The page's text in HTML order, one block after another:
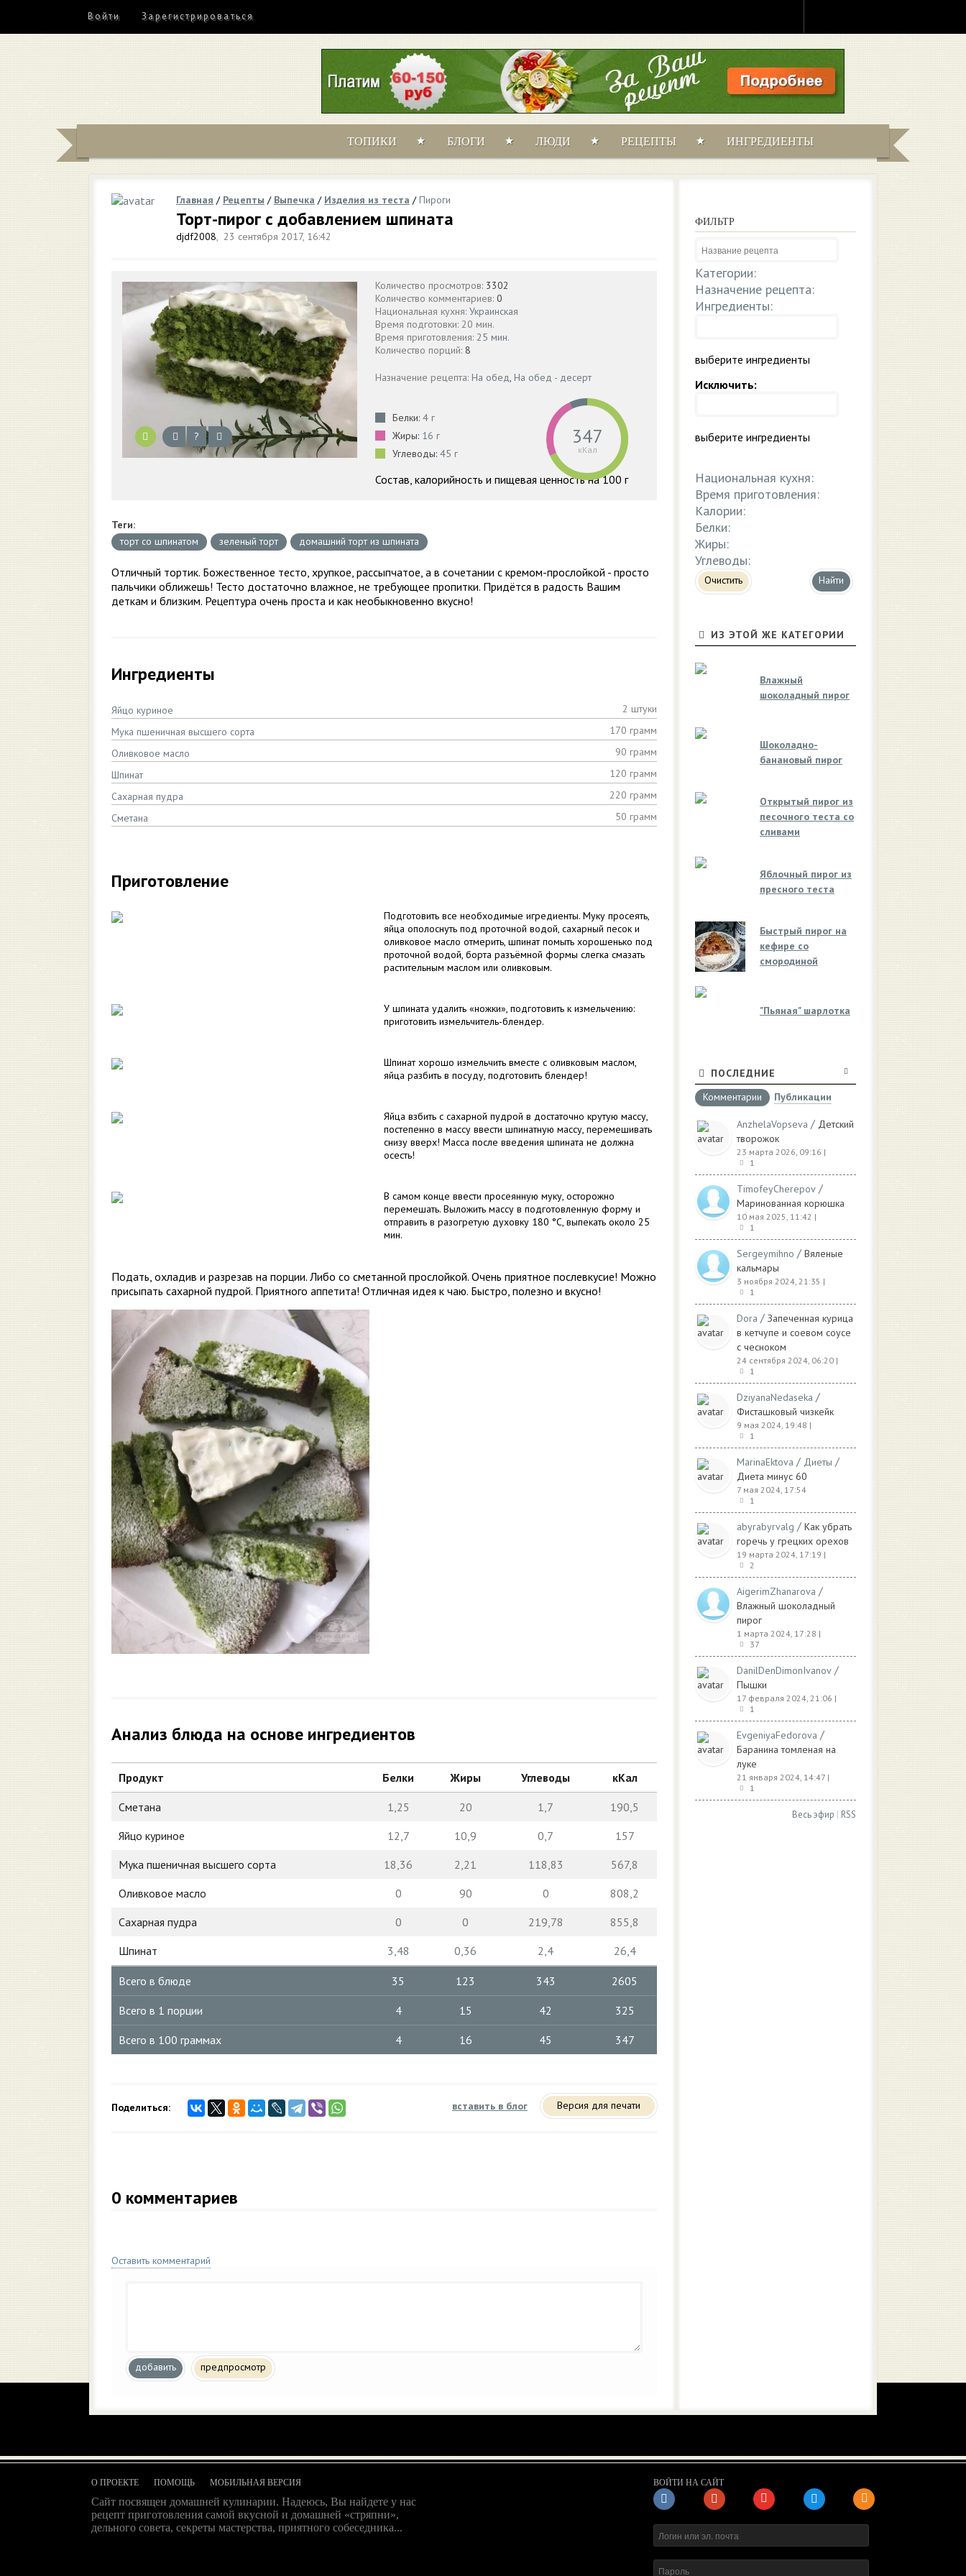
Войти Зарегистрироваться
ТОПИКИ БЛОГИ ЛЮДИ РЕЦЕПТЫ ИНГРЕДИЕНТЫ
Главная / Рецепты / Выпечка / Изделия из теста /Пироги
Торт-пирог с добавлением шпината
djdf2008, 23 сентября 2017, 16:42
?
Количество просмотров: 3302
Количество комментариев: 0
Национальная кухня: Украинская
Время подготовки: 20 мин.
Время приготовления: 25 мин.
Количество порций: 8
Назначение рецепта: На обед, На обед - десерт
Белки: 4 г
Жиры: 16 г
Углеводы: 45 г
347
кКал
Состав, калорийность и пищевая ценность на 100 г
Теги:
торт со шпинатом
зеленый торт домашний торт из шпината
Отличный тортик. Божественное тесто, хрупкое, рассыпчатое, а в сочетании с кремом-прослойкой - просто
пальчики оближешь! Тесто достаточно влажное, не требующее пропитки. Придётся в радость Вашим
деткам и близким. Рецептура очень проста и как необыкновенно вкусно!
Ингредиенты
Яйцо куриное
2 штуки
Мука пшеничная высшего сорта
170 грамм
Оливковое масло
90 грамм
Шпинат
120 грамм
Сахарная пудра
220 грамм
Сметана
50 грамм
Приготовление
Подготовить все необходимые игредиенты. Муку просеять,
яйца ополоснуть под проточной водой, сахарный песок и
оливковое масло отмерить, шпинат помыть хорошенько под
проточной водой, борта разъёмной формы слегка смазать
растительным маслом или оливковым.
У шпината удалить «ножки», подготовить к измельчению:
приготовить измельчитель-блендер.
Шпинат хорошо измельчить вместе с оливковым маслом,
яйца разбить в посуду, подготовить блендер!
Яйца взбить с сахарной пудрой в достаточно крутую массу,
постепенно в массу ввести шпинатную массу, перемешивать
снизу вверх! Масса после введения шпината не должна
осесть!
В самом конце ввести просеянную муку, осторожно
перемешать. Выложить массу в подготовленную форму и
отправить в разогретую духовку 180 °C, выпекать около 25
мин.
Подать, охладив и разрезав на порции. Либо со сметанной прослойкой. Очень приятное послевкусие! Можно
присыпать сахарной пудрой. Приятного аппетита! Отличная идея к чаю. Быстро, полезно и вкусно!
Анализ блюда на основе ингредиентов
Продукт Белки Жиры Углеводы кКал
Сметана 1,25 20 1,7
190,5
Яйцо куриное
12,7 10,9 0,7
157
Мука пшеничная высшего сорта
18,36 2,21 118,83
567,8
Оливковое масло
0 90 0
808,2
Сахарная пудра
0 0 219,78
855,8
Шпинат
3,48 0,36 2,4 26,4
Всего в блюде 35 123 343 2605
Всего в 1 порции 4 15 42 325
Всего в 100 граммах 4 16 45 347
Поделиться: вставить в блог Версия для печати
0 комментариев
Оставить комментарий
добавить предпросмотр
ФИЛЬТР
Категории:
Назначение рецепта:
Ингредиенты:
выберите ингредиенты
Исключить:
выберите ингредиенты
Национальная кухня:
Время приготовления:
Калории:
Белки:
Жиры:
Углеводы:
Очистить
ИЗ ЭТОЙ ЖЕ КАТЕГОРИИ
Влажный
шоколадный пирог
Шоколадно-
банановый пирог
Открытый пирог из
песочного теста со
сливами
Яблочный пирог из
пресного теста
Быстрый пирог на
кефире со
смородиной
"Пьяная" шарлотка
ПОСЛЕДНИЕ
Комментарии
Публикации
AnzhelaVopseva / Детский
творожок
23 марта 2026, 09:16 |
1
TimofeyCherepov /
Маринованная корюшка
10 мая 2025, 11:42 |
1
Sergeymihno / Вяленые
кальмары
3 ноября 2024, 21:35 |
1
Dora / Запеченная курица
в кетчупе и соевом соусе
с чесноком
24 сентября 2024, 06:20 |
1
DziyanaNedaseka /
Фисташковый чизкейк
9 мая 2024, 19:48 |
1
MarinaEktova / Диеты /
Диета минус 60
7 мая 2024, 17:54
1
abyrabyrvalg / Как убрать
горечь у грецких орехов
19 марта 2024, 17:19 |
2
AigerimZhanarova /
Влажный шоколадный
пирог
1 марта 2024, 17:28 |
37
DanilDenDimonIvanov /
Пышки
17 февраля 2024, 21:06 |
1
EvgeniyaFedorova /
Баранина томленая на
луке
21 января 2024, 14:47 |
1
Весь эфир | RSS
О ПРОЕКТЕ ПОМОЩЬ МОБИЛЬНАЯ ВЕРСИЯ
Сайт посвящен домашней кулинарии. Надеюсь, Вы найдете у нас
рецепт приготовления самой вкусной и домашней «стряпни»,
дельного совета, секреты мастерства, приятного собеседника...
ВОЙТИ НА САЙТ